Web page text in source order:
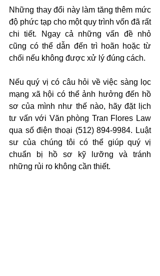
Những thay đổi này làm tăng thêm mức
độ phức tạp cho một quy trình vốn đã rất
chi tiết. Ngay cả những vấn đề nhỏ
cũng có thể dẫn đến trì hoãn hoặc từ
chối nếu không được xử lý đúng cách.
Nếu quý vị có câu hỏi về việc sàng lọc
mạng xã hội có thể ảnh hưởng đến hồ
sơ của mình như thế nào, hãy đặt lịch
tư vấn với Văn phòng Tran Flores Law
qua số điện thoại (512) 894-9984. Luật
sư của chúng tôi có thể giúp quý vị
chuẩn bị hồ sơ kỹ lưỡng và tránh
những rủi ro không cần thiết.